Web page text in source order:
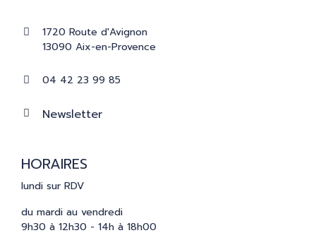
RÉALISATIONS
1720 Route d'Avignon
13090 Aix-en-Provence
04 42 23 99 85
Newsletter
HORAIRES
lundi sur RDV
du mardi au vendredi
9h30 à 12h30 - 14h à 18h00